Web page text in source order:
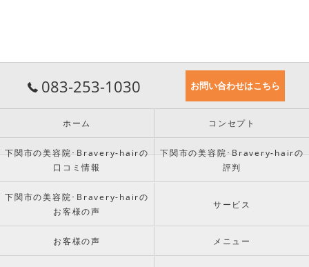
083-253-1030 お問い合わせはこちら
ホーム コンセプト
下関市の美容院･Bravery-hairの
口コミ情報
下関市の美容院･Bravery-hairの
評判
下関市の美容院･Bravery-hairの
お客様の声
サービス
お客様の声 メニュー